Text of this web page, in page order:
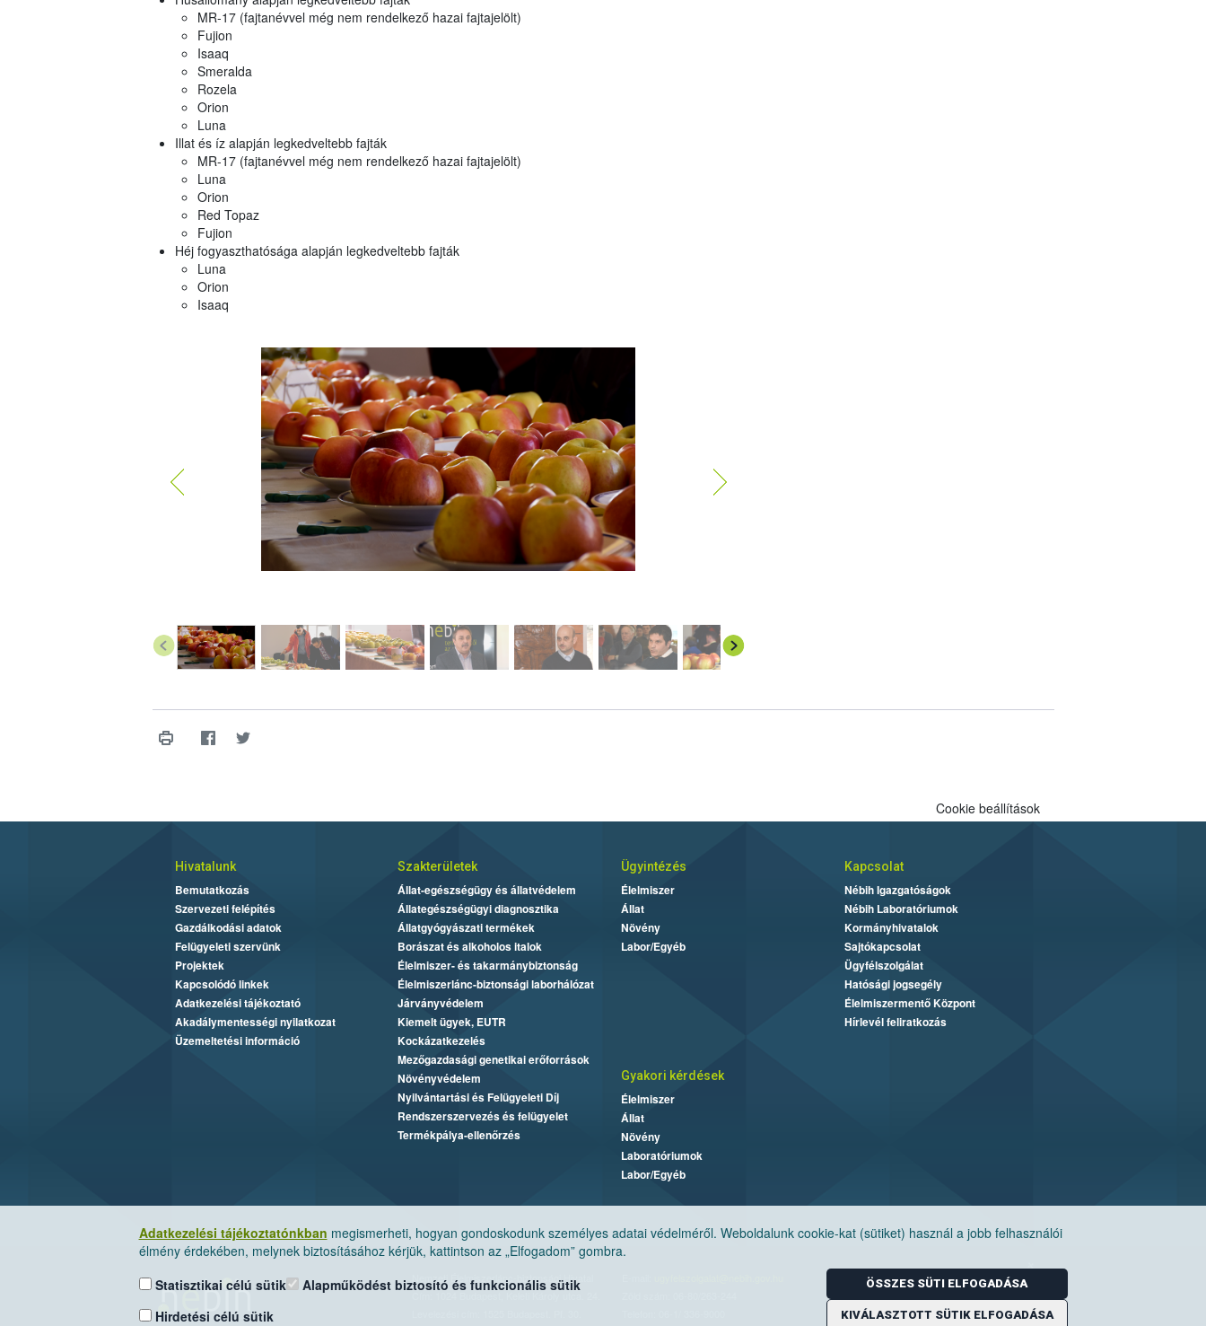
MR-17 (fajtanévvel még nem rendelkező hazai fajtajelölt)
Fujion
Isaaq
Smeralda
Rozela
Orion
Luna
Illat és íz alapján legkedveltebb fajták
MR-17 (fajtanévvel még nem rendelkező hazai fajtajelölt)
Luna
Orion
Red Topaz
Fujion
Héj fogyaszthatósága alapján legkedveltebb fajták
Luna
Orion
Isaaq
Adatkezelési tájékoztatónkban megismerheti, hogyan gondoskodunk személyes adatai védelméről. Weboldalunk cookie-kat (sütiket) használ a jobb felhasználói
élmény érdekében, melynek biztosításához kérjük, kattintson az „Elfogadom” gombra.
Statisztikai célú sütik
Hirdetési célú sütik
Alapműködést biztosító és funkcionális sütik ÖSSZES SÜTI ELFOGADÁSA
KIVÁLASZTOTT SÜTIK ELFOGADÁSA
Cookie beállítások
Hivatalunk
Bemutatkozás
Szervezeti felépítés
Gazdálkodási adatok
Felügyeleti szervünk
Projektek
Kapcsolódó linkek
Adatkezelési tájékoztató
Akadálymentességi nyilatkozat
Üzemeltetési információ
Szakterületek
Állat-egészségügy és állatvédelem
Állategészségügyi diagnosztika
Állatgyógyászati termékek
Borászat és alkoholos italok
Élelmiszer- és takarmánybiztonság
Élelmiszerlánc-biztonsági laborhálózat
Járványvédelem
Kiemelt ügyek, EUTR
Kockázatkezelés
Mezőgazdasági genetikai erőforrások
Növényvédelem
Nyilvántartási és Felügyeleti Díj
Rendszerszervezés és felügyelet
Termékpálya-ellenőrzés
Ügyintézés
Élelmiszer
Állat
Növény
Labor/Egyéb
Kapcsolat
Nébih Igazgatóságok
Nébih Laboratóriumok
Kormányhivatalok
Sajtókapcsolat
Ügyfélszolgálat
Hatósági jogsegély
Élelmiszermentő Központ
Hírlevél feliratkozás
Gyakori kérdések
Élelmiszer
Állat
Növény
Laboratóriumok
Labor/Egyéb
Nemzeti Élelmiszerlánc-biztonsági Hivatal